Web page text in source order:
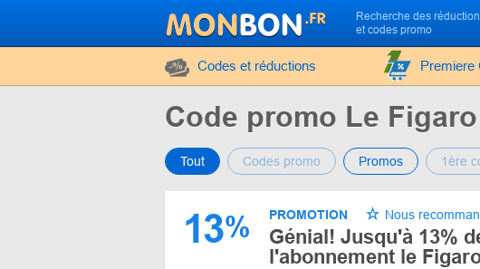
Recherche des
et codes promo
Codes et réductions Premiere
Code promo Le Figaro
Tout Codes promo Promos 1ère
13% PROMOTION Nous
Génial! Jusqu'à 13%
l'abonnement le